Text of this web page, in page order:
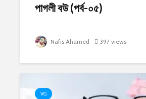
পাগলী বউ (পর্ব-০৫)
Nafis Ahamed 397 views
VG